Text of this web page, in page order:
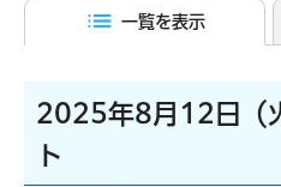
一覧を表示
2025年8月12日（
ト